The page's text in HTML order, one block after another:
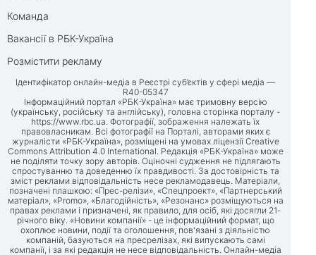
Команда
Вакансії в РБК-Україна
Розмістити рекламу
Ідентифікатор онлайн-медіа в Реєстрі суб’єктів у сфері медіа —
R40-05347
Інформаційний портал «РБК-Україна» має тримовну версію
(українську, російську та англійську), головна сторінка порталу -
https://www.rbc.ua. Фотографії, зображення належать їх
правовласникам. Всі фотографії на Порталі, авторами яких є
журналісти «РБК-Україна», розміщені на умовах ліцензії Creative
Commons Attribution 4.0 International. Редакція «РБК-Україна» може
не поділяти точку зору авторів. Оціночні судження не підлягають
спростуванню та доведенню їх правдивості. За достовірність та
зміст реклами відповідальність несе рекламодавець. Матеріали,
позначені плашкою: «Прес-релізи», «Спецпроект», «Партнерський
матеріал», «Promo», «Благодійність», «Резонанс» розміщуються на
правах реклами і призначені, як правило, для осіб, які досягли 21-
річного віку. «Новини компанії» - це інформаційний формат, що
охоплює новини, події та оголошення, пов'язані з діяльністю
компаній, базуються на пресрелізах, які випускають самі
компанії, і за які редакція не несе відповідальність. Онлайн-медіа